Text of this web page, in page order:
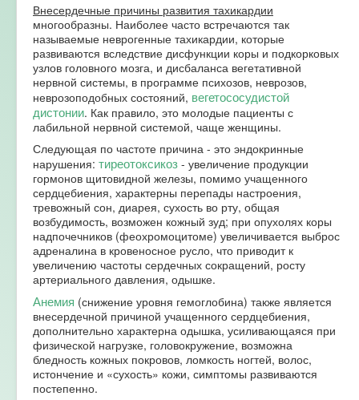
Внесердечные причины развития тахикардии
многообразны. Наиболее часто встречаются так
называемые неврогенные тахикардии, которые
развиваются вследствие дисфункции коры и подкорковых
узлов головного мозга, и дисбаланса вегетативной
нервной системы, в программе психозов, неврозов,
неврозоподобных состояний, вегетососудистой
дистонии. Как правило, это молодые пациенты с
лабильной нервной системой, чаще женщины.
Следующая по частоте причина - это эндокринные
нарушения: тиреотоксикоз - увеличение продукции
гормонов щитовидной железы, помимо учащенного
сердцебиения, характерны перепады настроения,
тревожный сон, диарея, сухость во рту, общая
возбудимость, возможен кожный зуд; при опухолях коры
надпочечников (феохромоцитоме) увеличивается выброс
адреналина в кровеносное русло, что приводит к
увеличению частоты сердечных сокращений, росту
артериального давления, одышке.
Анемия (снижение уровня гемоглобина) также является
внесердечной причиной учащенного сердцебиения,
дополнительно характерна одышка, усиливающаяся при
физической нагрузке, головокружение, возможна
бледность кожных покровов, ломкость ногтей, волос,
истончение и «сухость» кожи, симптомы развиваются
постепенно.